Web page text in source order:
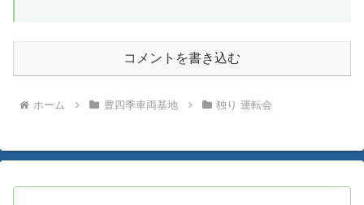
コメントを書き込む
ホーム 豊四季車両基地 独り 運転会